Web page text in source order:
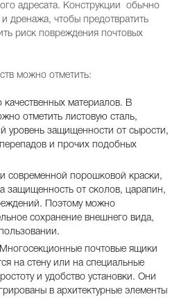
адресата. Конструкции обычно
дренажа, чтобы предотвратить
риск повреждения почтовых
можно отметить:
качественных материалов. В
отметить листовую сталь,
уровень защищенности от сырости,
и прочих подобных
современной порошковой краски,
защищенность от сколов, царапин,
Поэтому можно
сохранение внешнего вида,
Многосекционные почтовые ящики
на стену или на специальные
и удобство установки. Они
в архитектурные элементы